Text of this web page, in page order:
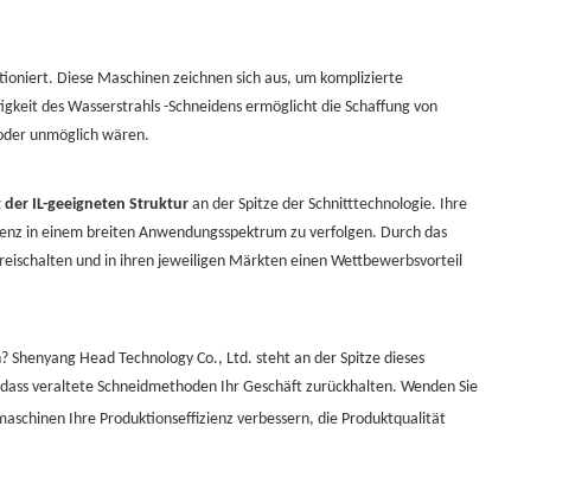
Diese Maschinen zeichnen sich aus, um komplizierte
des Wasserstrahls -Schneidens ermöglicht die Schaffung von
unmöglich wären.
der IL-geeigneten Strukturan der Spitze der Schnitttechnologie. Ihre
in einem breiten Anwendungsspektrum zu verfolgen. Durch das
und in ihren jeweiligen Märkten einen Wettbewerbsvorteil
Head Technology Co., Ltd. steht an der Spitze dieses
veraltete Schneidmethoden Ihr Geschäft zurückhalten. Wenden Sie
Ihre Produktionseffizienz verbessern, die Produktqualität